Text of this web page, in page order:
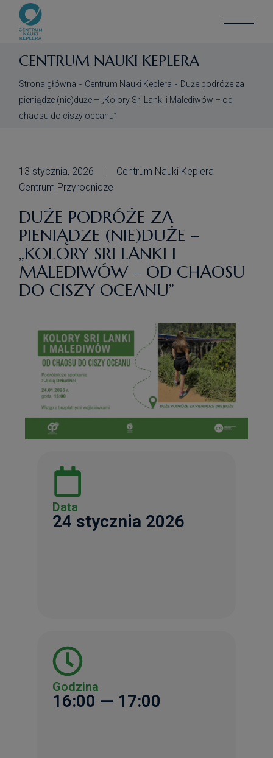
CENTRUM NAUKI KEPLERA
Strona główna Centrum Nauki Keplera
Duże podróże za
pieniądze (nie)duże – „Kolory Sri Lanki i Malediwów – od
chaosu do ciszy oceanu”
13 stycznia, 2026
Centrum Nauki Keplera
Centrum Przyrodnicze
DUŻE PODRÓŻE ZA
PIENIĄDZE (NIE)DUŻE –
„KOLORY SRI LANKI I
MALEDIWÓW – OD CHAOSU
DO CISZY OCEANU”
Data
24 stycznia 2026
Godzina
16:00 — 17:00